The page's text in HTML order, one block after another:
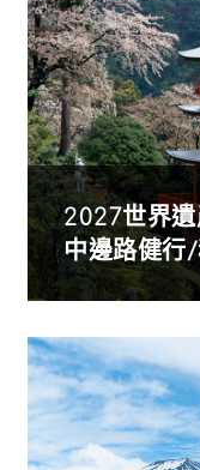
2027世界
中邊路健行